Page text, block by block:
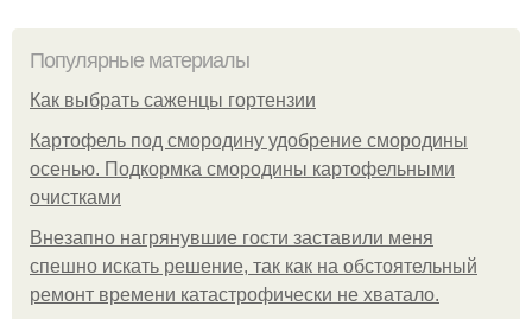
Популярные материалы
Как выбрать саженцы гортензии
Картофель под смородину удобрение смородины
осенью. Подкормка смородины картофельными
очистками
Внезапно нагрянувшие гости заставили меня
спешно искать решение, так как на обстоятельный
ремонт времени катастрофически не хватало.